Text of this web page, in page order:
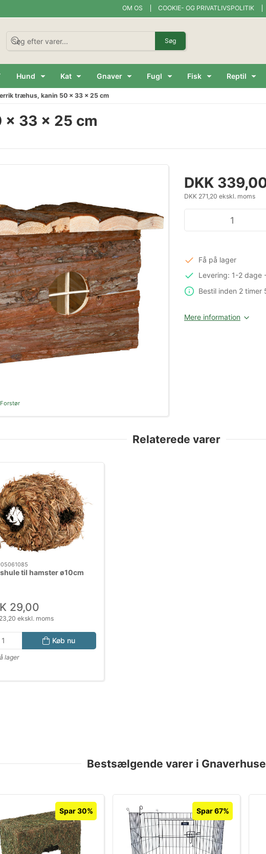
OM OS COOKIE- OG PRIVATLIVSPOLITIK
Søg
Hund Kat Gnaver Fugl Fisk Reptil
træhus, kanin 50 x 33 x 25 cm
33 x 25 cm
Forstør
DKK
DKK 271,20 ekskl. moms
Få på lager
Levering: 1-2 dage
Bestil inden 2 timer
Mere information
Relaterede varer
til hamster ø10cm
29,00
ekskl. moms
Køb nu
lager
Bestsælgende varer i Gnaverhuse
Spar 30% Spar 67%